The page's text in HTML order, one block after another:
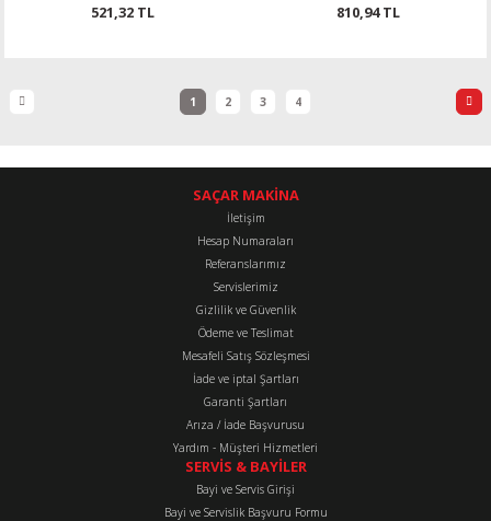
521,32 TL 810,94 TL
1 2 3 4
SAÇAR MAKİNA
İletişim
Hesap Numaraları
Referanslarımız
Servislerimiz
Gizlilik ve Güvenlik
Ödeme ve Teslimat
Mesafeli Satış Sözleşmesi
İade ve iptal Şartları
Garanti Şartları
Arıza / İade Başvurusu
Yardım - Müşteri Hizmetleri
SERVİS & BAYİLER
Bayi ve Servis Girişi
Bayi ve Servislik Başvuru Formu